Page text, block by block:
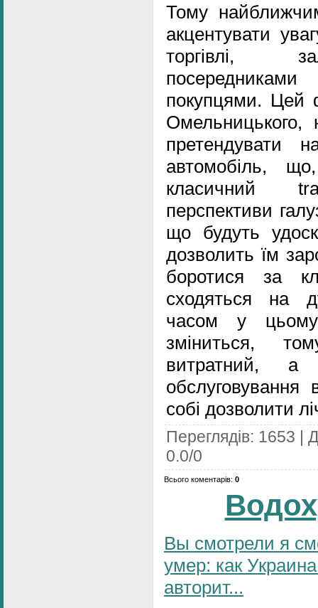
Тому
акцентувати
торгівлі,
покупцями. Цей
Омельницького,
претендувати
автомобіль,
класичний
перспективи
що будуть
дозволить їм
боротися за
сходяться на
часом у
зміниться,
витратний,
обслуговування
собі дозволити
Переглядів: 1653 |
0.0/0
Всього коментарів: 0
Вы смотрели я
умер: как
авторит...